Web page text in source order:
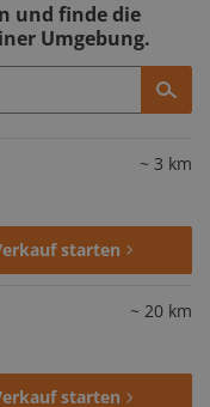
und finde die
Umgebung.
~ 3 km
starten
~ 20 km
starten